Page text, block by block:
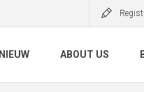
NIEUW ABOUT US